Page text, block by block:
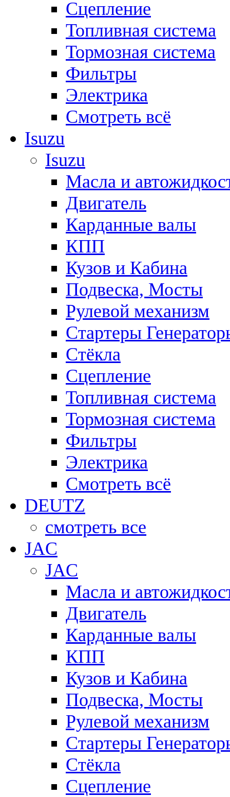
Сцепление
Топливная система
Тормозная система
Фильтры
Электрика
Смотреть всё
Isuzu
Isuzu
Масла и
Двигатель
Карданные валы
КПП
Кузов и Кабина
Подвеска, Мосты
Рулевой механизм
Стартеры
Стёкла
Сцепление
Топливная система
Тормозная система
Фильтры
Электрика
Смотреть всё
DEUTZ
смотреть все
JAC
JAC
Масла и
Двигатель
Карданные валы
КПП
Кузов и Кабина
Подвеска, Мосты
Рулевой механизм
Стартеры
Стёкла
Сцепление